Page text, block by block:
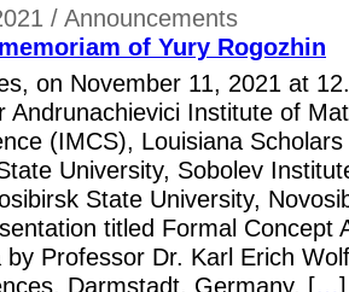
/ Announcements
of Yury Rogozhin
on November 11, 2021 at
Andrunachievici Institute of
(IMCS), Louisiana
University, Sobolev
State University,
titled Formal Concept
by Professor Dr. Karl Erich
Darmstadt, Germany. […]